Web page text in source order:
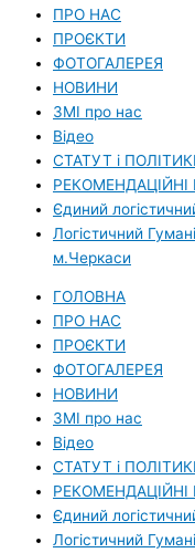
ПРО НАС
ПРОЄКТИ
ФОТОГАЛЕРЕЯ
НОВИНИ
ЗМI про нас
Вiдео
СТАТУТ і
РЕКОМЕНДАЦІЙНІ
Єдиний
Логістичний
м.Черкаси
ГОЛОВНА
ПРО НАС
ПРОЄКТИ
ФОТОГАЛЕРЕЯ
НОВИНИ
ЗМI про нас
Вiдео
СТАТУТ і
РЕКОМЕНДАЦІЙНІ
Єдиний
Логістичний